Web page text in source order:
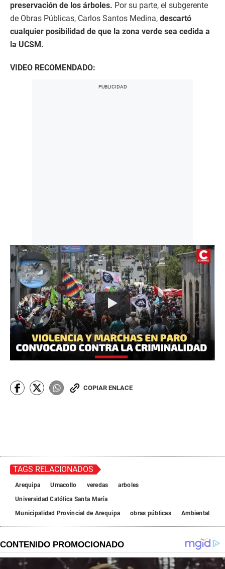
preservación de los árboles. Por su parte, el subgerente
de Obras Públicas, Carlos Santos Medina, descartó
cualquier posibilidad de que la zona verde sea cedida a
la UCSM.
VIDEO RECOMENDADO:
COPIAR ENLACE
TAGS RELACIONADOS
Arequipa Umacollo veredas
arboles
Universidad Católica Santa María
Municipalidad Provincial de Arequipa
obras públicas Ambiental